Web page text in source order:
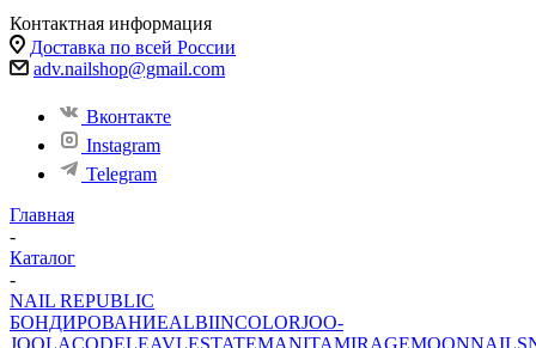
Контактная информация
Доставка по всей России
adv.nailshop@gmail.com
Вконтакте
Instagram
Telegram
Главная
-
Каталог
-
NAIL REPUBLIC
БОНДИРОВАНИЕALBIINCOLORJOO-
JOOLACODELEAVLESTATEMANITAMIRAGEMOONNAILS